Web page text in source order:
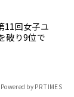
11回女子ユ
破り9位で
Powered by PR TIMES